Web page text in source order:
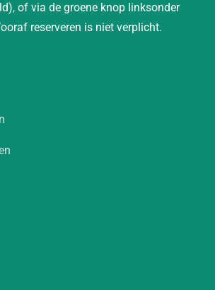
of via de groene knop linksonder
reserveren is niet verplicht.